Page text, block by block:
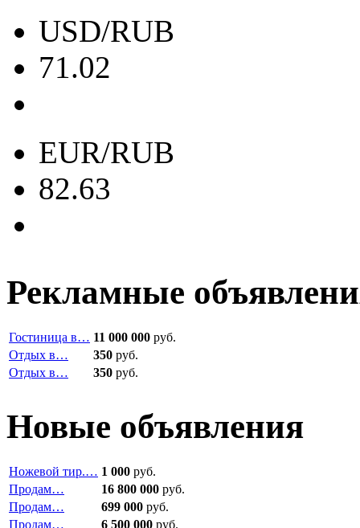
USD/RUB
71.02
EUR/RUB
82.63
Рекламные
Гостиница в… 11 000 000 руб.
Отдых в…
350 руб.
Отдых в…
350 руб.
Новые объявления
Ножевой тир.… 1 000 руб.
Продам…
16 800 000 руб.
Продам…
699 000 руб.
Продам…
6 500 000 руб.